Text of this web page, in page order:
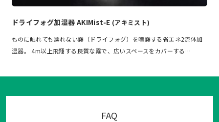
ドライフォグ加湿器 AKIMist-E (アキミスト)
ものに触れても濡れない霧（ドライフォグ）を噴霧する省エネ2流体加
湿器。 4m以上飛翔する良質な霧で、広いスペースをカバーする…
FAQ